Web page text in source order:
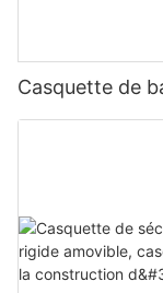
Casquette de